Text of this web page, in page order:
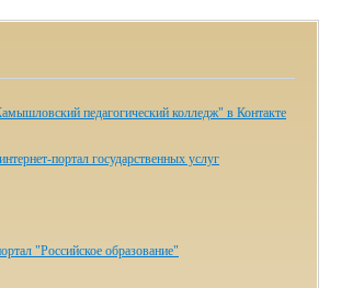
педагогический колледж" в Контакте
портал государственных услуг
"Российское образование"